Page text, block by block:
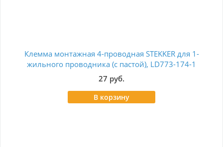
Клемма монтажная 4-проводная STEKKER для 1-
жильного проводника (с пастой), LD773-174-1
39872
27 руб.
В корзину